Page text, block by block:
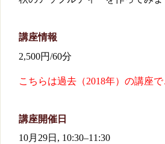
講座情報
2,500円/60分
こちらは過去（2018年）の講座で
講座開催日
10月29日 , 10:30–11:30